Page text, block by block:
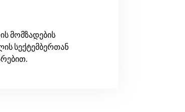
მომზადების
სექტემბერთან